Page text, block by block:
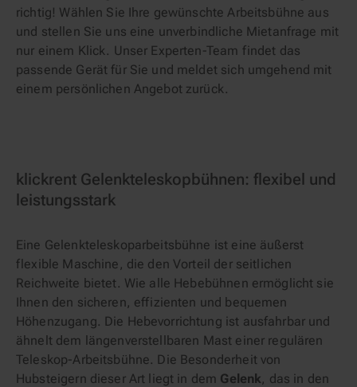
richtig! Wählen Sie Ihre gewünschte Arbeitsbühne aus
und stellen Sie uns eine unverbindliche Mietanfrage mit
nur einem Klick. Unser Experten-Team findet das
passende Gerät für Sie und meldet sich umgehend mit
einem persönlichen Angebot zurück.
klickrent Gelenkteleskopbühnen: flexibel und
leistungsstark
Eine Gelenkteleskoparbeitsbühne ist eine äußerst
flexible Maschine, die den Vorteil der seitlichen
Reichweite bietet. Wie alle Hebebühnen ermöglicht sie
Ihnen den sicheren, effizienten und bequemen
Höhenzugang. Die Hebevorrichtung ist ausfahrbar und
ähnelt dem längenverstellbaren Mast einer regulären
Teleskop-Arbeitsbühne. Die Besonderheit von
Hubsteigern dieser Art liegt in dem Gelenk, das in den